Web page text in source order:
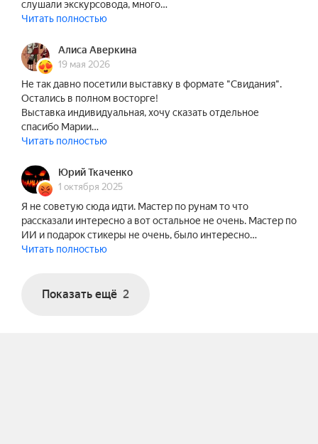
брелоке;
— Подарок на память;
— Персональный стикерпак по вашим фото с
выставки — мы подготовим и передадим вам
после посещения.
слушали экскурсовода, много…
Читать полностью
Алиса Аверкина
19 мая 2026
Не так давно посетили выставку в формате "Свидания".
Остались в полном восторге!
Выставка индивидуальная, хочу сказать отдельное
спасибо Марии…
Читать полностью
Юрий Ткаченко
1 октября 2025
Я не советую сюда идти. Мастер по рунам то что
рассказали интересно а вот остальное не очень. Мастер по
ИИ и подарок стикеры не очень, было интересно…
Читать полностью
Показать ещё 2